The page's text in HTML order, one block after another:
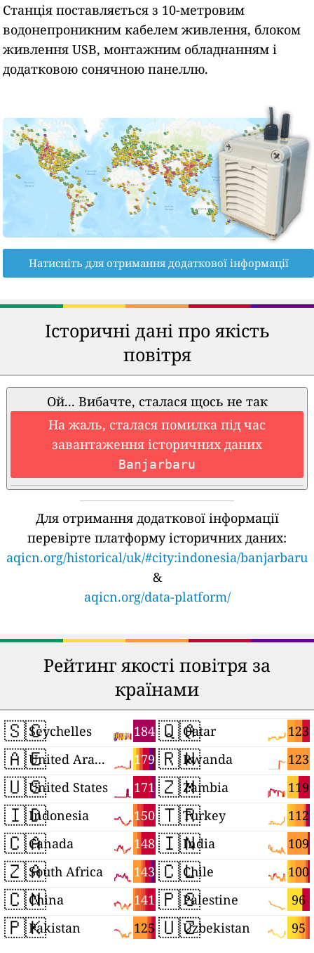
Станція поставляється з 10-метровим
водонепроникним кабелем живлення, блоком
живлення USB, монтажним обладнанням і
додатковою сонячною панеллю.
Натисніть для отримання додаткової інформації
Історичні дані про якість
повітря
Ой... Вибачте, сталася щось не так
На жаль, сталася помилка під час
завантаження історичних даних
Banjarbaru
Для отримання додаткової інформації
перевірте платформу історичних даних:
aqicn.org/historical/uk/#city:indonesia/banjarbaru
&
aqicn.org/data-platform/
Рейтинг якості повітря за
країнами
🇸🇨 184
Seychelles
🇦🇪 179
United Arab Emirates
🇺🇸 171
United States
🇮🇩 150
Indonesia
🇨🇦 148
Canada
🇿🇦 143
South Africa
🇨🇳 141
China
🇵🇰 125
Pakistan
🇶🇦 123
Qatar
🇷🇼 123
Rwanda
🇿🇲 119
Zambia
🇹🇷 112
Turkey
🇮🇳 109
India
🇨🇱 100
Chile
🇵🇸 96
Palestine
🇺🇿 95
Uzbekistan